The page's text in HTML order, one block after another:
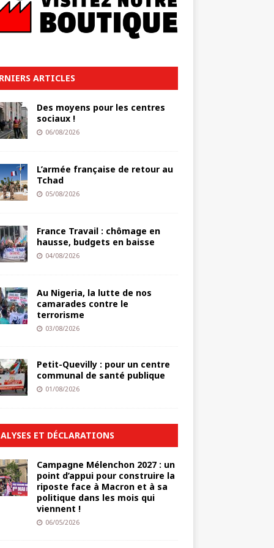
ARTICLES
Des moyens pour les centres
sociaux !
06/08/2026
L’armée française de retour au
Tchad
05/08/2026
France Travail : chômage en
hausse, budgets en baisse
04/08/2026
Au Nigeria, la lutte de nos
camarades contre le
terrorisme
03/08/2026
Petit-Quevilly : pour un centre
communal de santé publique
01/08/2026
ET DÉCLARATIONS
Campagne Mélenchon 2027 : un
point d’appui pour construire la
riposte face à Macron et à sa
politique dans les mois qui
viennent !
06/05/2026